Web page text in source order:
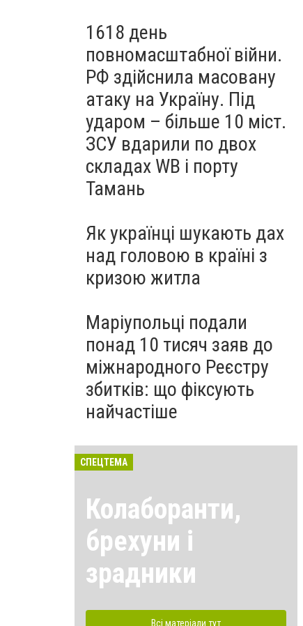
1618 день
повномасштабної війни.
РФ здійснила масовану
атаку на Україну. Під
ударом – більше 10 міст.
ЗСУ вдарили по двох
складах WB і порту
Тамань
Як українці шукають дах
над головою в країні з
кризою житла
Маріупольці подали
понад 10 тисяч заяв до
міжнародного Реєстру
збитків: що фіксують
найчастіше
СПЕЦТЕМА
Колаборанти,
брехуни і
зрадники
Всі матеріали тут